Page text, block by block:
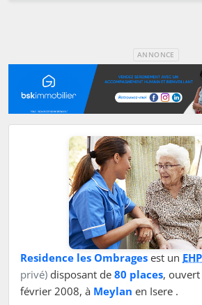
ANNONCE
Residence les Ombrages est un
privé) disposant de 80 places, ouvert
février 2008, à Meylan en Isere .